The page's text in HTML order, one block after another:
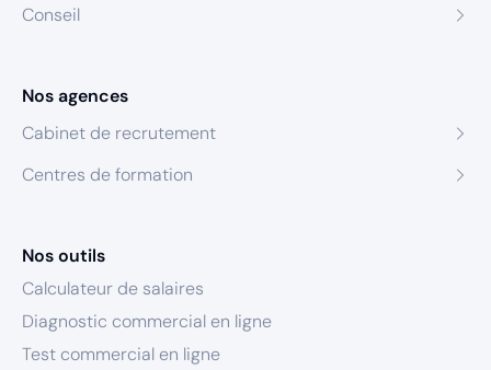
Conseil
Nos agences
Cabinet de recrutement
Centres de formation
Nos outils
Calculateur de salaires
Diagnostic commercial en ligne
Test commercial en ligne